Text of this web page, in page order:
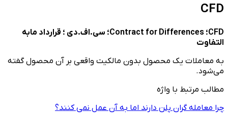
CFD
CFD؛ Contract for Differences؛ سی.اف.دی ؛ قرارداد مابه
التفاوت
به معاملات یک محصول بدون مالکیت واقعی بر آن محصول گفته
می‌شود.
مطالب مرتبط با واژه
چرا معامله ‌گران پلن دارند اما به آن عمل نمی ‌کنند؟